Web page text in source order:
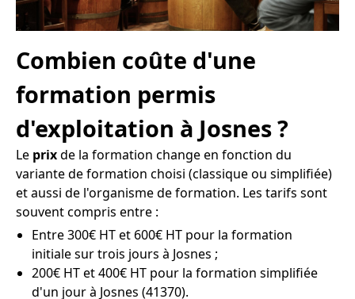
Combien coûte d'une
formation permis
d'exploitation à Josnes ?
Le prixde la formation change en fonction du
variante de formation choisi (classique ou simplifiée)
et aussi de l'organisme de formation. Les tarifs sont
souvent compris entre :
Entre 300€ HT et 600€ HT pour la formation
initiale sur trois jours à Josnes ;
200€ HT et 400€ HT pour la formation simplifiée
d'un jour à Josnes (41370).